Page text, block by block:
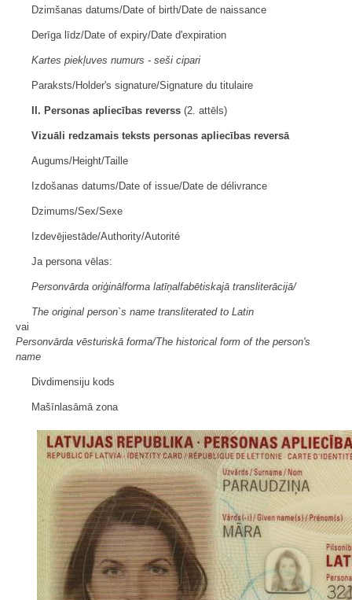
Dzimšanas datums/Date of birth/Date de naissance
Derīga līdz/Date of expiry/Date d'expiration
Kartes piekļuves numurs - seši cipari
Paraksts/Holder's signature/Signature du titulaire
II. Personas apliecības reverss (2. attēls)
Vizuāli redzamais teksts personas apliecības reversā
Augums/Height/Taille
Izdošanas datums/Date of issue/Date de délivrance
Dzimums/Sex/Sexe
Izdevējiestāde/Authority/Autorité
Ja persona vēlas:
Personvārda oriģinālforma latīņalfabētiskajā transliterācijā/
The original person`s name transliterated to Latin
vai
Personvārda vēsturiskā forma/The historical form of the person's
name
Divdimensiju kods
Mašīnlasāmā zona